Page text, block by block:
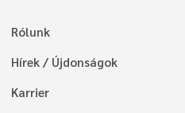
Rólunk
Hírek / Újdonságok
Karrier